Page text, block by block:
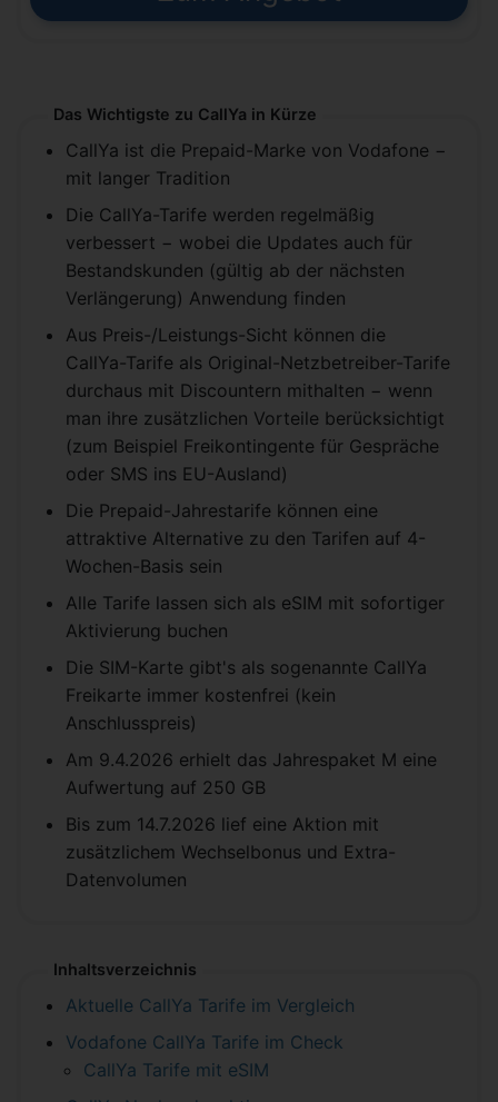
Das Wichtigste zu CallYa in Kürze
CallYa ist die Prepaid-Marke von Vodafone −
mit langer Tradition
Die CallYa-Tarife werden regelmäßig
verbessert − wobei die Updates auch für
Bestandskunden (gültig ab der nächsten
Verlängerung) Anwendung finden
Aus Preis-/Leistungs-Sicht können die
CallYa-Tarife als Original-Netzbetreiber-Tarife
durchaus mit Discountern mithalten − wenn
man ihre zusätzlichen Vorteile berücksichtigt
(zum Beispiel Freikontingente für Gespräche
oder SMS ins EU-Ausland)
Die Prepaid-Jahrestarife können eine
attraktive Alternative zu den Tarifen auf 4-
Wochen-Basis sein
Alle Tarife lassen sich als eSIM mit sofortiger
Aktivierung buchen
Die SIM-Karte gibt's als sogenannte CallYa
Freikarte immer kostenfrei (kein
Anschlusspreis)
Am 9.4.2026 erhielt das Jahrespaket M eine
Aufwertung auf 250 GB
Bis zum 14.7.2026 lief eine Aktion mit
zusätzlichem Wechselbonus und Extra-
Datenvolumen
Inhaltsverzeichnis
Aktuelle CallYa Tarife im Vergleich
Vodafone CallYa Tarife im Check
CallYa Tarife mit eSIM